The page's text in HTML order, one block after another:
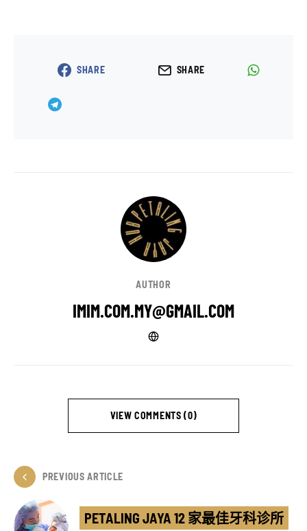
SHARE SHARE
AUTHOR
IMIM.COM.MY@GMAIL.COM
VIEW COMMENTS (0)
PREVIOUS ARTICLE
PETALING JAYA 12 家最佳牙科诊所